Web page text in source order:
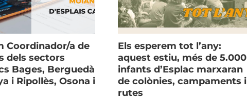
Coordinador/a de
dels sectors
Bages, Berguedà
i Ripollès, Osona i
Els esperem tot l’any:
aquest estiu, més de 5.000
infants d’Esplac marxaran
de colònies, campaments i
rutes